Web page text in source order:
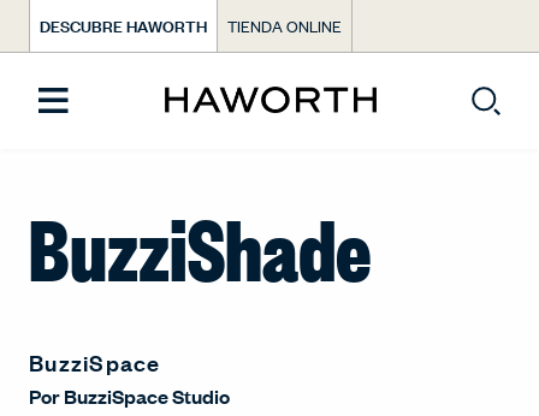
DESCUBRE HAWORTH TIENDA ONLINE
BuzziShade
BuzziSpace
PorBuzziSpace Studio